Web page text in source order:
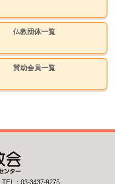
仏教団体一覧
賛助会員一覧
TEL：03-3437-9275